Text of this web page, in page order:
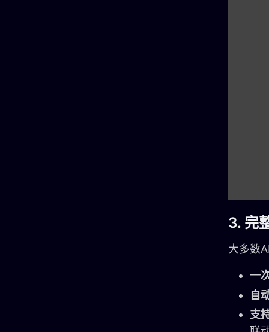
3. 完
大多数
一
自
支